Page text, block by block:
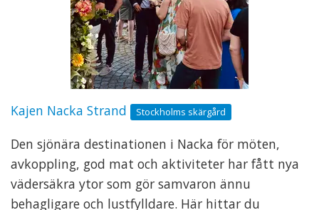
Kajen Nacka Strand Stockholms skärgård
Den sjönära destinationen i Nacka för möten,
avkoppling, god mat och aktiviteter har fått nya
vädersäkra ytor som gör samvaron ännu
behagligare och lustfylldare. Här hittar du